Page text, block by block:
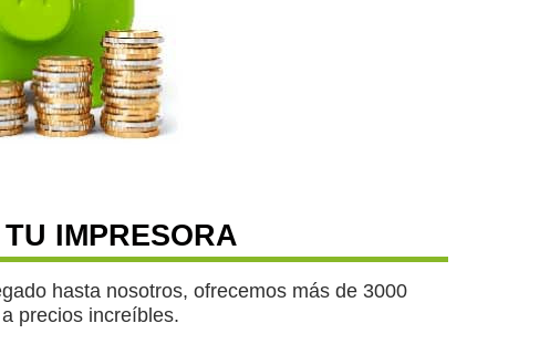
IMPRESORA
hasta nosotros, ofrecemos más de 3000
precios increíbles.